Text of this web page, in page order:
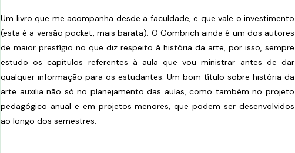
Um livro que me acompanha desde a faculdade, e que vale o investimento
(esta é a versão pocket, mais barata). O Gombrich ainda é um dos autores
de maior prestígio no que diz respeito à história da arte, por isso, sempre
estudo os capítulos referentes à aula que vou ministrar antes de dar
qualquer informação para os estudantes. Um bom título sobre história da
arte auxilia não só no planejamento das aulas, como também no projeto
pedagógico anual e em projetos menores, que podem ser desenvolvidos
ao longo dos semestres.